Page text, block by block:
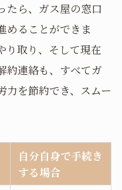
たら、ガス屋の窓口
めることができま
り取り、そして現在
約連絡も、すべてガ
力を節約でき、スムー
自分自身で手続き
する場合